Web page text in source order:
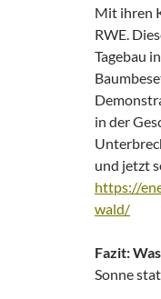
Mit ihren
RWE.
Tagebau
in der
und jetzt
https://
wald/
Fazit:
Sonne